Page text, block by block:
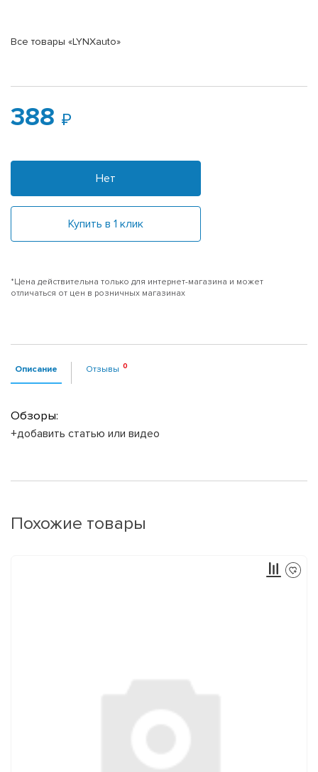
Все товары «LYNXauto»
388
Нет
Купить в 1 клик
*Цена действительна только для интернет-магазина и может
отличаться от цен в розничных магазинах
Описание Отзывы
Обзоры:
+добавить статью или видео
Похожие товары